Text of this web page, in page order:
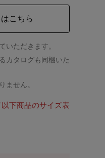
こちら
いただきます。
カタログも同梱いた
ません。
下商品のサイズ表